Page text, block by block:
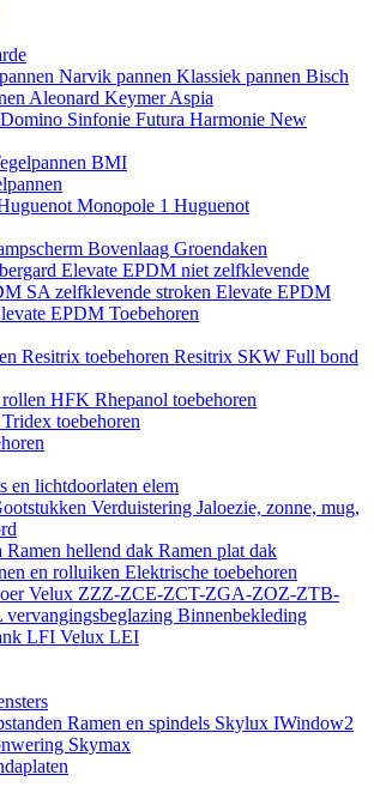
Narvik pannen Klassiek pannen Bisch
Aleonard KeymerAspia
Domino Sinfonie Futura Harmonie New
BMI
Monopole 1 Huguenot
Bovenlaag Groendaken
Elevate EPDM niet zelfklevende
SA zelfklevende stroken Elevate EPDM
EPDM Toebehoren
Resitrix toebehoren Resitrix SKW Full bond
rollen HFK Rhepanol toebehoren
Tridex toebehoren
en lichtdoorlaten elem
Verduistering Jaloezie, zonne, mug,
Ramen hellend dak Ramen plat dak
en rolluiken Elektrische toebehoren
Velux ZZZ-ZCE-ZCT-ZGA-ZOZ-ZTB-
vervangingsbeglazing Binnenbekleding
LFI Velux LEI
Ramen en spindels Skylux IWindow2
Skymax